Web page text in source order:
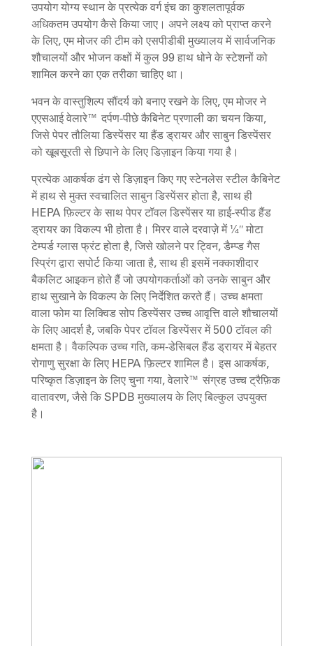
उपयोग योग्य स्थान के प्रत्येक वर्ग इंच का कुशलतापूर्वक
अधिकतम उपयोग कैसे किया जाए। अपने लक्ष्य को प्राप्त करने
के लिए, एम मोजर की टीम को एसपीडीबी मुख्यालय में सार्वजनिक
शौचालयों और भोजन कक्षों में कुल 99 हाथ धोने के स्टेशनों को
शामिल करने का एक तरीका चाहिए था।
भवन के वास्तुशिल्प सौंदर्य को बनाए रखने के लिए, एम मोजर ने
एएसआई वेलारे™ दर्पण-पीछे कैबिनेट प्रणाली का चयन किया,
जिसे पेपर तौलिया डिस्पेंसर या हैंड ड्रायर और साबुन डिस्पेंसर
को खूबसूरती से छिपाने के लिए डिज़ाइन किया गया है।
प्रत्येक आकर्षक ढंग से डिज़ाइन किए गए स्टेनलेस स्टील कैबिनेट
में हाथ से मुक्त स्वचालित साबुन डिस्पेंसर होता है, साथ ही
HEPA फ़िल्टर के साथ पेपर टॉवल डिस्पेंसर या हाई-स्पीड हैंड
ड्रायर का विकल्प भी होता है। मिरर वाले दरवाज़े में ¼ʺ मोटा
टेम्पर्ड ग्लास फ्रंट होता है, जिसे खोलने पर ट्विन, डैम्प्ड गैस
स्प्रिंग द्वारा सपोर्ट किया जाता है, साथ ही इसमें नक्काशीदार
बैकलिट आइकन होते हैं जो उपयोगकर्ताओं को उनके साबुन और
हाथ सुखाने के विकल्प के लिए निर्देशित करते हैं। उच्च क्षमता
वाला फोम या लिक्विड सोप डिस्पेंसर उच्च आवृत्ति वाले शौचालयों
के लिए आदर्श है, जबकि पेपर टॉवल डिस्पेंसर में 500 टॉवल की
क्षमता है। वैकल्पिक उच्च गति, कम-डेसिबल हैंड ड्रायर में बेहतर
रोगाणु सुरक्षा के लिए HEPA फ़िल्टर शामिल है। इस आकर्षक,
परिष्कृत डिज़ाइन के लिए चुना गया, वेलारे™ संग्रह उच्च ट्रैफ़िक
वातावरण, जैसे कि SPDB मुख्यालय के लिए बिल्कुल उपयुक्त
है।